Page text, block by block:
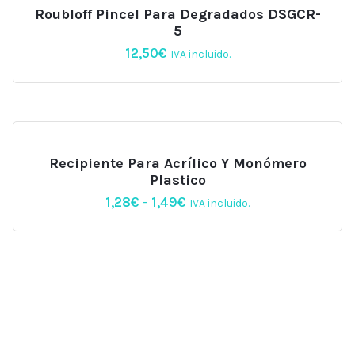
Roubloff Pincel Para Degradados DSGCR-
5
12,50€ IVA incluido.
Recipiente Para Acrílico Y Monómero
Plastico
1,28€ - 1,49€ Rango
precios:
IVA incluido.